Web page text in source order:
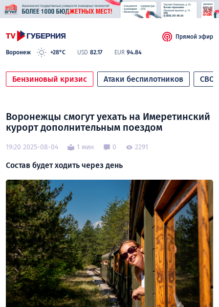
Воронеж +28°C USD 82.17 EUR 94.84
Прямой эфир
Бензиновый кризис Атаки беспилотников СВО
Воронежцы смогут уехать на Имеретинский
курорт дополнительным поездом
19:20 2025-08-04 1 мин 0 2291
Состав будет ходить через день